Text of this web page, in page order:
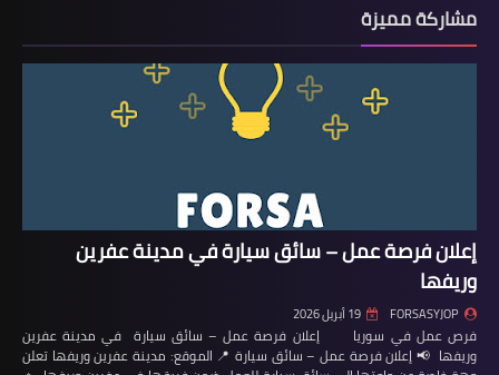
مشاركة مميزة
إعلان فرصة عمل – سائق سيارة في مدينة عفرين
وريفها
FORSASYJOP 19 أبريل 2026
فرص عمل في سوريا إعلان فرصة عمل – سائق سيارة في مدينة عفرين
وريفها 📢 إعلان فرصة عمل – سائق سيارة 📍 الموقع: مدينة عفرين وريفها تعلن